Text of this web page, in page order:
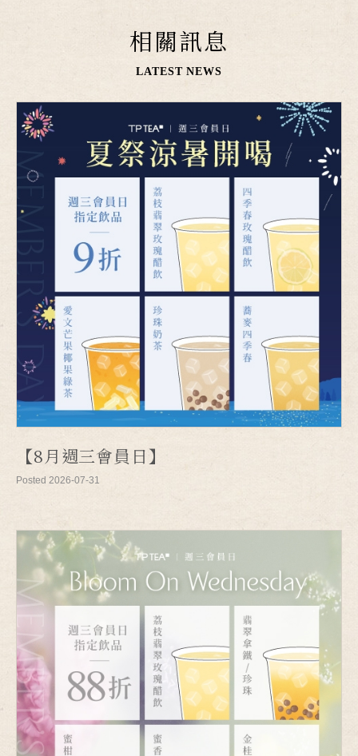
相關訊息
LATEST NEWS
【8月週三會員日】
Posted 2026-07-31